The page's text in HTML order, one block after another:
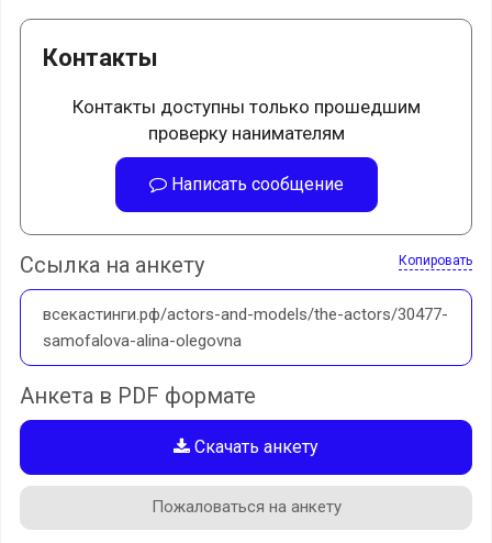
Контакты
Контакты доступны только прошедшим
проверку нанимателям
Написать сообщение
Ссылка на анкету Копировать
всекастинги.рф/actors-and-models/the-actors/30477-
samofalova-alina-olegovna
Анкета в PDF формате
Скачать анкету
Пожаловаться на анкету